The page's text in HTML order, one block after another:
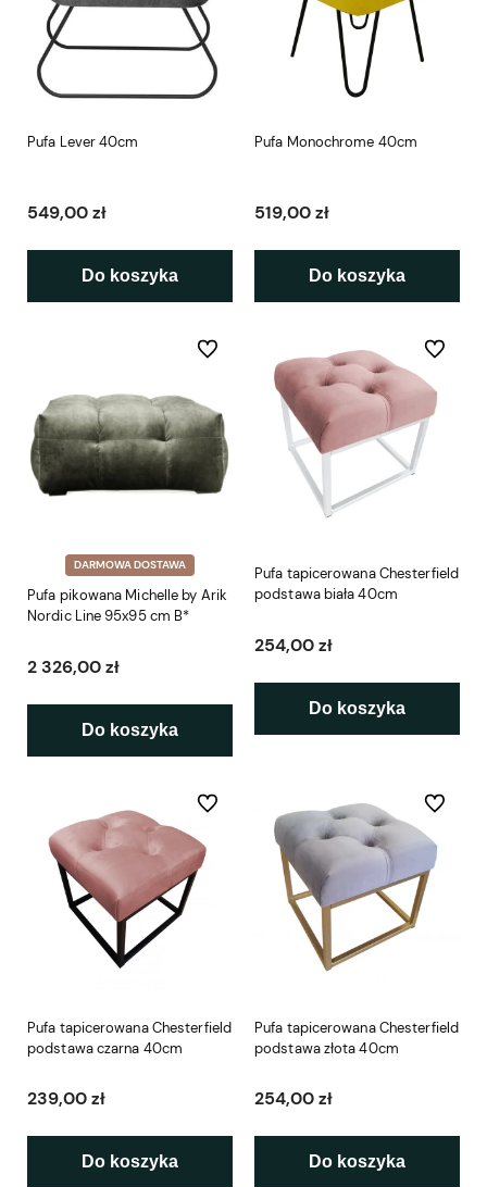
Pufa Lever 40cm
549,00 zł
Do koszyka
Pufa Monochrome 40cm
519,00 zł
Do koszyka
DARMOWA DOSTAWA
Pufa pikowana Michelle by Arik
Nordic Line 95x95 cm B*
2 326,00 zł
Do koszyka
Do ulubionych
Pufa tapicerowana Chesterfield
podstawa biała 40cm
254,00 zł
Do koszyka
Do
Pufa tapicerowana Chesterfield
podstawa czarna 40cm
239,00 zł
Do koszyka
Do ulubionych
Pufa tapicerowana Chesterfield
podstawa złota 40cm
254,00 zł
Do koszyka
Do